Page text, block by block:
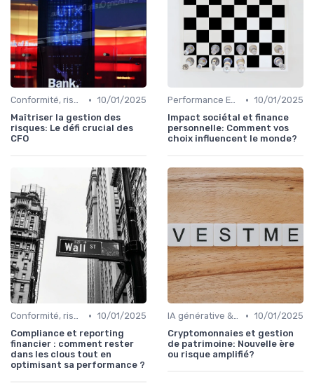
Conformité, risques & réglementation • 10/01/2025
Maîtriser la gestion des
risques: Le défi crucial des
CFO
Performance ESG & finance durable • 10/01/2025
Impact sociétal et finance
personnelle: Comment vos
choix influencent le monde?
Conformité, risques & réglementation • 10/01/2025
Compliance et reporting
financier : comment rester
dans les clous tout en
optimisant sa performance ?
IA générative & futur du CFO • 10/01/2025
Cryptomonnaies et gestion
de patrimoine: Nouvelle ère
ou risque amplifié?